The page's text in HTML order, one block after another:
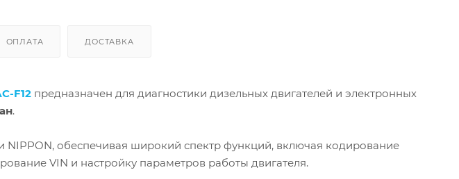
ОПЛАТА ДОСТАВКА
F12 предназначен для диагностики дизельных двигателей и электронных
.
NIPPON, обеспечивая широкий спектр функций, включая кодирование
VIN и настройку параметров работы двигателя.